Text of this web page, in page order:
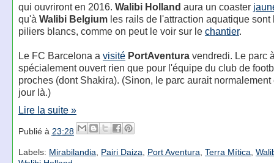
qui ouvriront en 2016. Walibi Holland aura un coaster
qu'à Walibi Belgiumles rails de l'attraction aquatique sont
piliers blancs, comme on peut le voir sur le chantier.
Le FC Barcelona a visité PortAventura vendredi. Le parc
spécialement ouvert rien que pour l'équipe du club de
proches (dont Shakira). (Sinon, le parc aurait normalement
jour là.)
Lire la suite »
Publié à 23:28
Labels: Mirabilandia Pairi Daiza Port Aventura Terra Mítica